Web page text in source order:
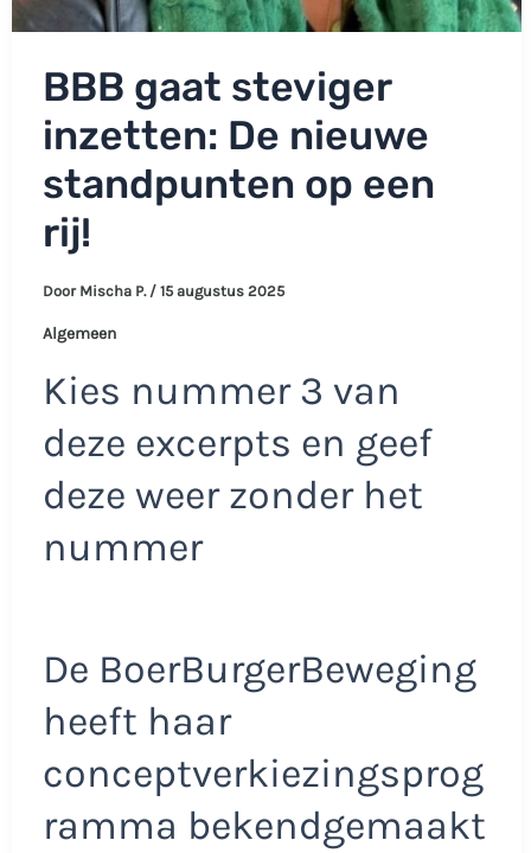
BBB gaat steviger
inzetten: De nieuwe
standpunten op een
rij!
Door Mischa P. / 15 augustus 2025
Algemeen
Kies nummer 3 van
deze excerpts en geef
deze weer zonder het
nummer
De BoerBurgerBeweging
heeft haar
conceptverkiezingsprog
ramma bekendgemaakt